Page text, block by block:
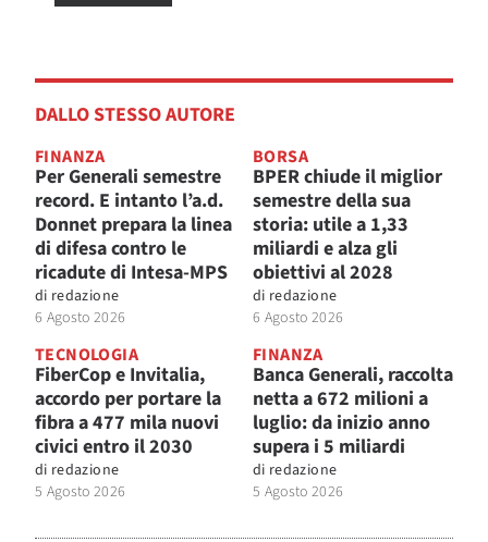
DALLO STESSO AUTORE
FINANZA
Per Generali semestre
record. E intanto l’a.d.
Donnet prepara la linea
di difesa contro le
ricadute di Intesa-MPS
di redazione
6 Agosto 2026
BORSA
BPER chiude il miglior
semestre della sua
storia: utile a 1,33
miliardi e alza gli
obiettivi al 2028
di redazione
6 Agosto 2026
TECNOLOGIA
FiberCop e Invitalia,
accordo per portare la
fibra a 477 mila nuovi
civici entro il 2030
di redazione
5 Agosto 2026
FINANZA
Banca Generali, raccolta
netta a 672 milioni a
luglio: da inizio anno
supera i 5 miliardi
di redazione
5 Agosto 2026